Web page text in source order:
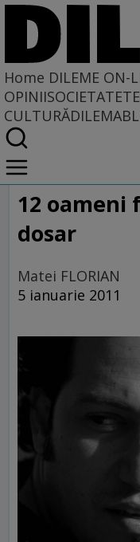
Home DILEME ON-
OPINIISOCIETATE
CULTURĂ
Home
Dileme on-line
12 oameni
dosar
Matei FLORIAN
5 ianuarie 2011